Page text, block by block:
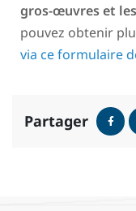
gros-œuvres et
pouvez obtenir
via ce formulaire
Partager